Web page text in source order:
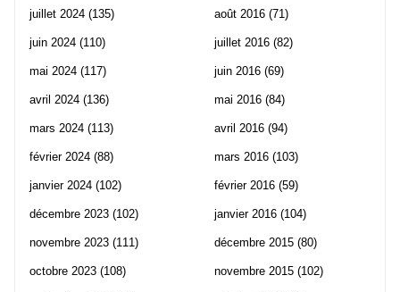
juillet 2024 (135)
juin 2024 (110)
mai 2024 (117)
avril 2024 (136)
mars 2024 (113)
février 2024 (88)
janvier 2024 (102)
décembre 2023 (102)
novembre 2023 (111)
octobre 2023 (108)
août 2016 (71)
juillet 2016 (82)
juin 2016 (69)
mai 2016 (84)
avril 2016 (94)
mars 2016 (103)
février 2016 (59)
janvier 2016 (104)
décembre 2015 (80)
novembre 2015 (102)